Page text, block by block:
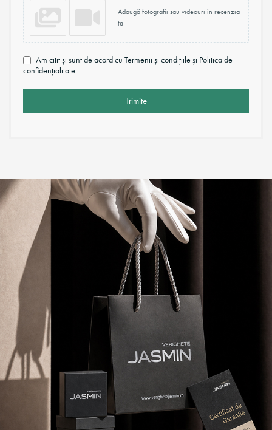
Adaugă fotografii sau videouri în recenzia
ta
Am citit și sunt de acord cu Termenii și condițiile și Politica de
confidențialitate.
Trimite